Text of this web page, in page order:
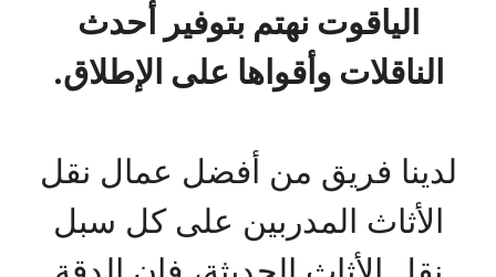
الياقوت نهتم بتوفير أحدث
الناقلات وأقواها على الإطلاق.
لدينا فريق من أفضل عمال نقل
الأثاث المدربين على كل سبل